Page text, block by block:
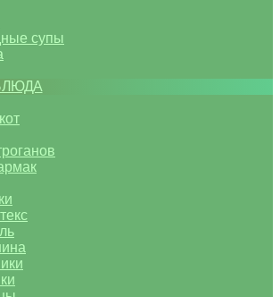
супы